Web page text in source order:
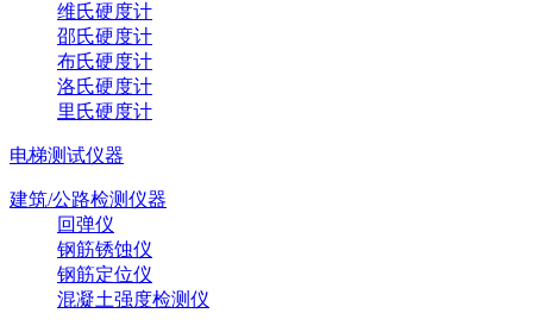
维氏硬度计
邵氏硬度计
布氏硬度计
洛氏硬度计
里氏硬度计
电梯测试仪器
建筑/公路检测仪器
回弹仪
钢筋锈蚀仪
钢筋定位仪
混凝土强度检测仪